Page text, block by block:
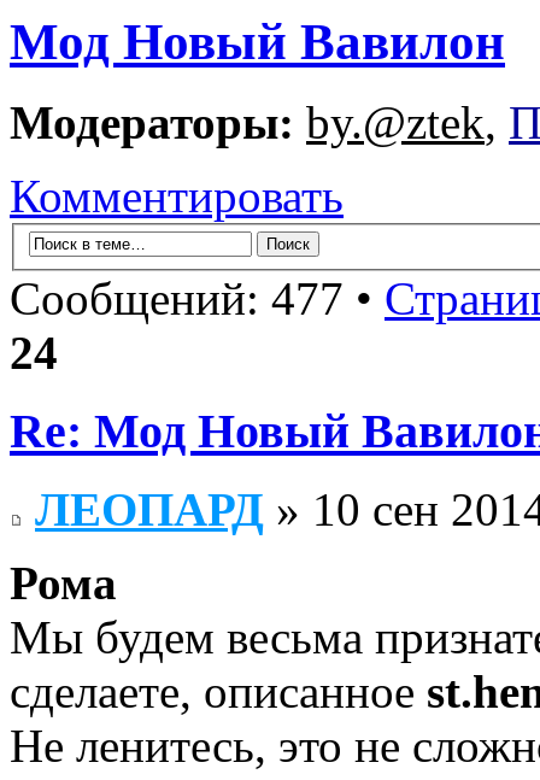
Мод Новый Вавилон
Модераторы: by.@ztek,
Комментировать
Сообщений: 477 •
24
Re: Мод Новый
ЛЕОПАРД » 10 сен
Рома
Мы будем весьма
сделаете, описанное
Не ленитесь, это не